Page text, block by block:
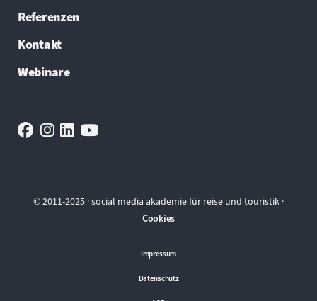
Referenzen
Kontakt
Webinare
© 2011-2025 · social media akademie für reise und touristik ·
Cookies
Impressum
Datenschutz